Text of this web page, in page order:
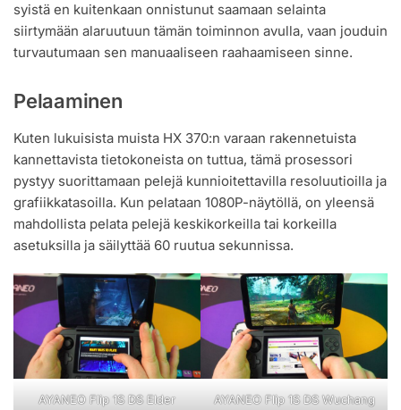
syistä en kuitenkaan onnistunut saamaan selainta
siirtymään alaruutuun tämän toiminnon avulla, vaan jouduin
turvautumaan sen manuaaliseen raahaamiseen sinne.
Pelaaminen
Kuten lukuisista muista HX 370:n varaan rakennetuista
kannettavista tietokoneista on tuttua, tämä prosessori
pystyy suorittamaan pelejä kunnioitettavilla resoluutioilla ja
grafiikkatasoilla. Kun pelataan 1080P-näytöllä, on yleensä
mahdollista pelata pelejä keskikorkeilla tai korkeilla
asetuksilla ja säilyttää 60 ruutua sekunnissa.
AYANEO Flip 1S DS Elder
AYANEO Flip 1S DS Wuchang